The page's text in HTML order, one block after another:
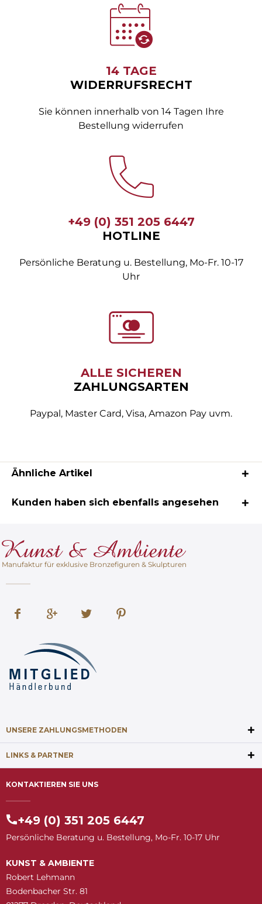
14 TAGE
WIDERRUFSRECHT
Sie können innerhalb von 14 Tagen Ihre
Bestellung widerrufen
+49 (0) 351 205 6447
HOTLINE
Persönliche Beratung u. Bestellung, Mo-Fr. 10-17
Uhr
ALLE SICHEREN
ZAHLUNGSARTEN
Paypal, Master Card, Visa, Amazon Pay uvm.
Ähnliche Artikel
Kunden haben sich ebenfalls angesehen
Manufaktur für exklusive Bronzefiguren & Skulpturen
UNSERE ZAHLUNGSMETHODEN
LINKS & PARTNER
KONTAKTIEREN SIE UNS
+49 (0) 351 205 6447
Persönliche Beratung u. Bestellung, Mo-Fr. 10-17 Uhr
KUNST & AMBIENTE
Robert Lehmann
Bodenbacher Str. 81